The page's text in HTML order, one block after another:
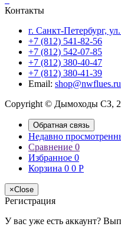
Контакты
г. Санкт-Петербург,
+7 (812) 541-82-56
+7 (812) 542-07-85
+7 (812) 380-40-47
+7 (812) 380-41-39
Email: shop@nwflues.ru
Copyright © Дымоходы СЗ,
Обратная связь
Недавно
Сравнение 0
Избранное 0
Корзина 0 0 Р
×Close
Регистрация
У вас уже есть аккаунт?